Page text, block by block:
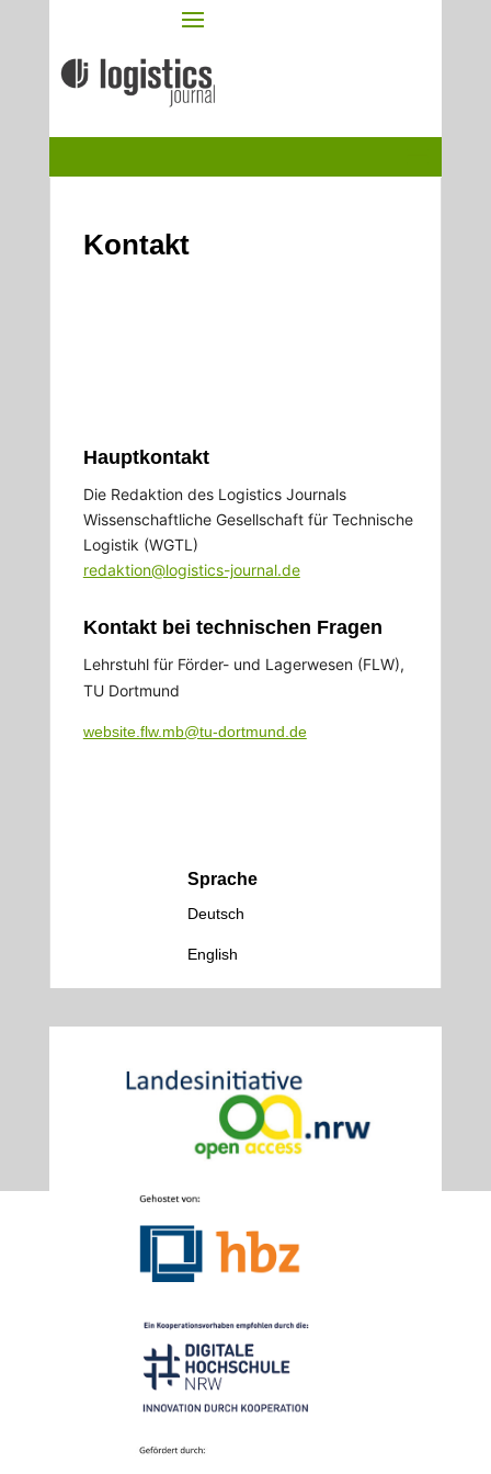
Kontakt
Hauptkontakt
Die Redaktion des Logistics Journals
Wissenschaftliche Gesellschaft für Technische
Logistik (WGTL)
redaktion@logistics-journal.de
Kontakt bei technischen Fragen
Lehrstuhl für Förder- und Lagerwesen (FLW),
TU Dortmund
website.flw.mb@tu-dortmund.de
Sprache
Deutsch
English